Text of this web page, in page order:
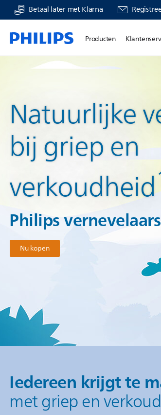
Betaal later met Klarna
Producten
Natuurlijke
bij griep en
verkoudheid
Philips vernevelaars
Nu kopen
Iedereen krijgt te
met griep en